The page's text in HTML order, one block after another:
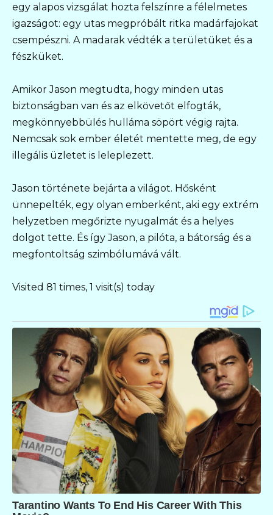
egy alapos vizsgálat hozta felszínre a félelmetes
igazságot: egy utas megpróbált ritka madárfajokat
csempészni. A madarak védték a területüket és a
fészküket.
Amikor Jason megtudta, hogy minden utas
biztonságban van és az elkövetőt elfogták,
megkönnyebbülés hulláma söpört végig rajta.
Nemcsak sok ember életét mentette meg, de egy
illegális üzletet is leleplezett.
Jason története bejárta a világot. Hősként
ünnepelték, egy olyan emberként, aki egy extrém
helyzetben megőrizte nyugalmát és a helyes
dolgot tette. És így Jason, a pilóta, a bátorság és a
megfontoltság szimbólumává vált.
Visited 81 times, 1 visit(s) today